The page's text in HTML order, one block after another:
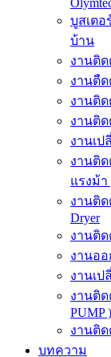
บูสเตอ
บ้าน
งานติด
งานตืด
งานติด
งานติด
งานเป
งานติด
แรงม้า
งานติด
Dryer
งานติด
งานอ
งานเป
งานติ
PUMP )
งานติด
บทความ